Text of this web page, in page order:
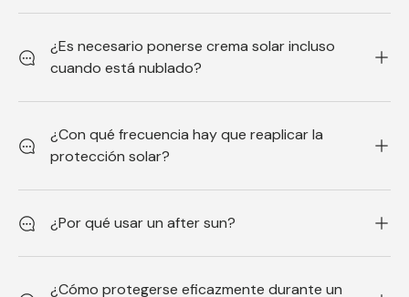
¿Es necesario ponerse crema solar incluso
cuando está nublado?
¿Con qué frecuencia hay que reaplicar la
protección solar?
¿Por qué usar un after sun?
¿Cómo protegerse eficazmente durante un